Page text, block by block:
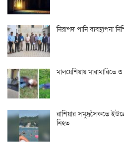
নিরাপদ পানি ব্যবস্থাপনা
মালয়েশিয়ায় মারামারিতে
রাশিয়ার সমুদ্রসৈকতে
নিহত…